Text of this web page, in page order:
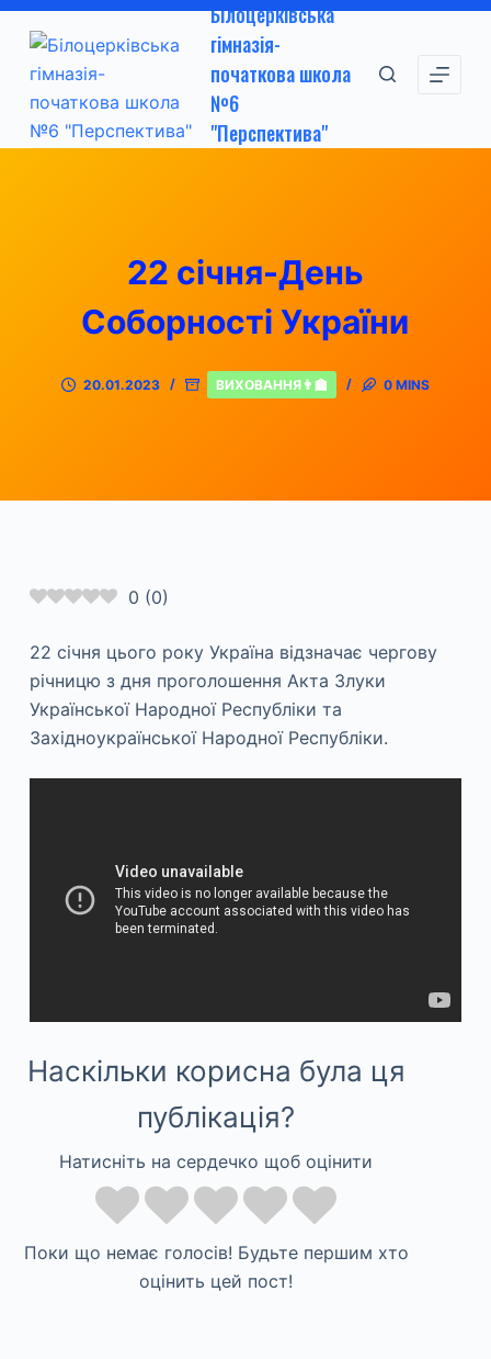
П
е
р
е
й
Білоцерківська
гімназія-
початкова школа
№6
"Перспектива"
22 січня-День
Соборності України
20.01.2023 ВИХОВАННЯ👨‍🏫 0 MINS
0 (0)
22 січня цього року Україна відзначає чергову
річницю з дня проголошення Акта Злуки
Української Народної Республіки та
Західноукраїнської Народної Республіки.
Наскільки корисна була ця
публікація?
Натисніть на сердечко щоб оцінити
Поки що немає голосів! Будьте першим хто
оцінить цей пост!